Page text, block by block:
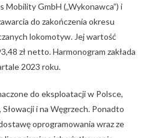
Mobility GmbH („Wykonawca”) i
do zakończenia okresu
lokomotyw. Jej wartość
zł netto. Harmonogram zakłada
2023 roku.
do eksploatacji w Polsce,
i na Węgrzech. Ponadto
oprogramowania wraz ze